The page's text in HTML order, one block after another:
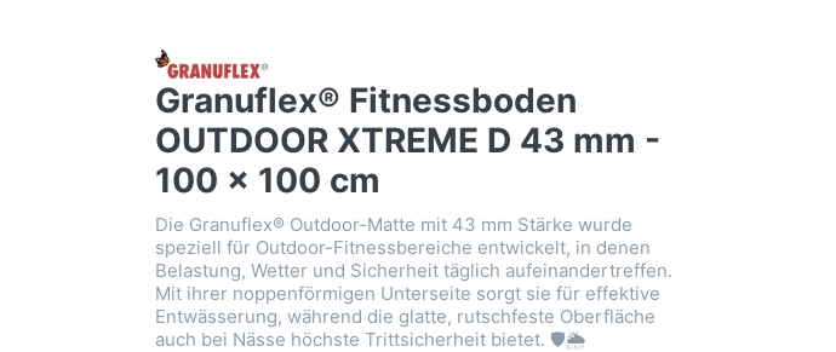
Granuflex® Fitnessboden
OUTDOOR XTREME D 43 mm -
100 x 100 cm
Die Granuflex® Outdoor-Matte mit 43 mm Stärke wurde
speziell für Outdoor-Fitnessbereiche entwickelt, in denen
Belastung, Wetter und Sicherheit täglich aufeinandertreffen.
Mit ihrer noppenförmigen Unterseite sorgt sie für effektive
Entwässerung, während die glatte, rutschfeste Oberfläche
auch bei Nässe höchste Trittsicherheit bietet. 🛡️🌦️